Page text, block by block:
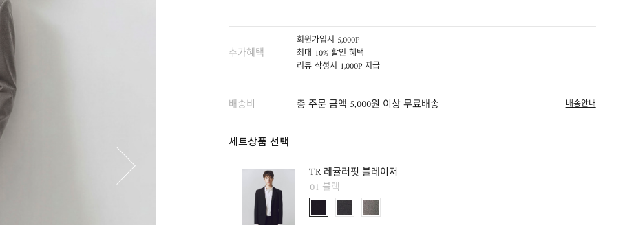
추가혜택
회원가입시 5,000P
최대 10% 할인 혜택
리뷰 작성시 1,000P 지급
배송비 총 주문 금액 5,000원 이상 무료배송 배송안내
세트상품 선택
TR 레귤러핏 블레이저
01 블랙